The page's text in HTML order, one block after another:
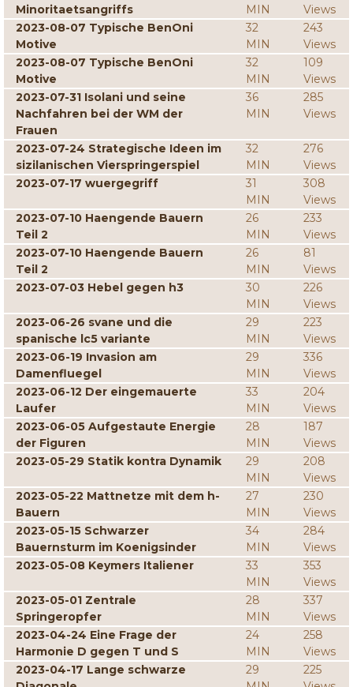
Minoritaetsangriffs
MIN
Views
2023-08-07 Typische BenOni
Motive
32
MIN
243
Views
2023-08-07 Typische BenOni
Motive
32
MIN
109
Views
2023-07-31 Isolani und seine
Nachfahren bei der WM der
Frauen
36
MIN
285
Views
2023-07-24 Strategische Ideen im
sizilanischen Vierspringerspiel
32
MIN
276
Views
2023-07-17 wuergegriff
31
MIN
308
Views
2023-07-10 Haengende Bauern
Teil 2
26
MIN
233
Views
2023-07-10 Haengende Bauern
Teil 2
26
MIN
81
Views
2023-07-03 Hebel gegen h3
30
MIN
226
Views
2023-06-26 svane und die
spanische lc5 variante
29
MIN
223
Views
2023-06-19 Invasion am
Damenfluegel
29
MIN
336
Views
2023-06-12 Der eingemauerte
Laufer
33
MIN
204
Views
2023-06-05 Aufgestaute Energie
der Figuren
28
MIN
187
Views
2023-05-29 Statik kontra Dynamik
29
MIN
208
Views
2023-05-22 Mattnetze mit dem h-
Bauern
27
MIN
230
Views
2023-05-15 Schwarzer
Bauernsturm im Koenigsinder
34
MIN
284
Views
2023-05-08 Keymers Italiener
33
MIN
353
Views
2023-05-01 Zentrale
Springeropfer
28
MIN
337
Views
2023-04-24 Eine Frage der
Harmonie D gegen T und S
24
MIN
258
Views
2023-04-17 Lange schwarze
29
225